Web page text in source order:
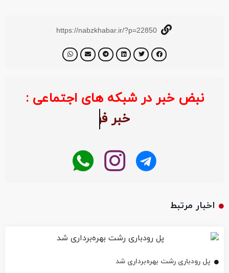
https://nabzkhabar.ir/?p=22850
نبض خبر در شبکه های اجتماعی :
پل رودباری رشت بهره‌برداری شد